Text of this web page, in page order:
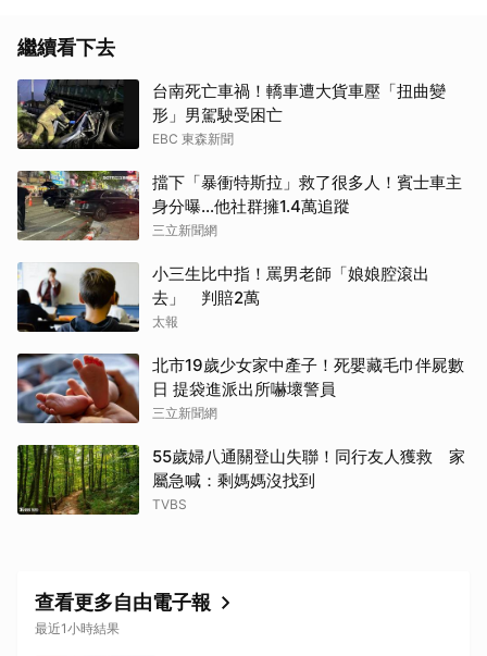
繼續看下去
台南死亡車禍！轎車遭大貨車壓「扭曲變
形」男駕駛受困亡
EBC 東森新聞
擋下「暴衝特斯拉」救了很多人！賓士車主
身分曝…他社群擁1.4萬追蹤
三立新聞網
小三生比中指！罵男老師「娘娘腔滾出
去」 判賠2萬
太報
北市19歲少女家中產子！死嬰藏毛巾伴屍數
日 提袋進派出所嚇壞警員
三立新聞網
55歲婦八通關登山失聯！同行友人獲救 家
屬急喊：剩媽媽沒找到
TVBS
查看更多自由電子報
最近1小時結果
取消